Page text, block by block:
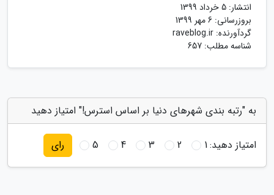
انتشار: 5 خرداد 1399
بروزرسانی: 6 مهر 1399
گردآورنده: raveblog.ir
شناسه مطلب: 657
به "رتبه بندی شهرهای دنیا بر اساس استرس!" امتیاز دهید
امتیاز دهید:1
2
3
4
5 رای